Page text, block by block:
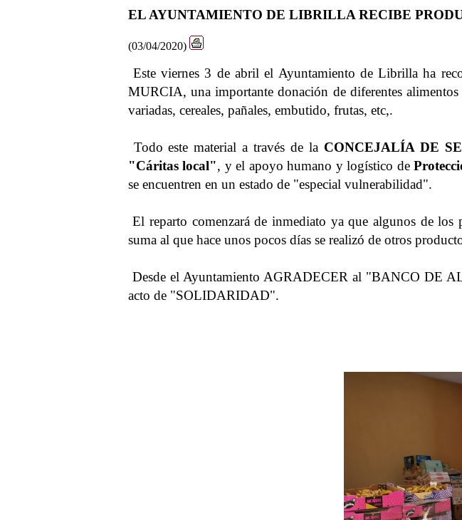
EL AYUNTAMIENTO DE LIBRILLA RECIBE
(03/04/2020)
Este viernes 3 de abril el Ayuntamiento de Librilla ha
MURCIA, una importante donación de diferentes
variadas, cereales, pañales, embutido, frutas, etc,.
Todo este material a través de la CONCEJALÍA DE
"Cáritas local", y el apoyo humano y logístico de
se encuentren en un estado de "especial vulnerabilidad".
El reparto comenzará de inmediato ya que algunos de
suma al que hace unos pocos días se realizó de otros
Desde el Ayuntamiento AGRADECER al "BANCO DE
acto de "SOLIDARIDAD".